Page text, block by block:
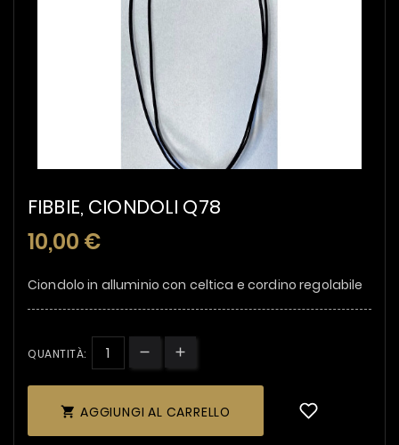
FIBBIE, CIONDOLI Q78
10,00 €
Ciondolo in alluminio con celtica e cordino regolabile
QUANTITÀ:
 AGGIUNGI AL CARRELLO